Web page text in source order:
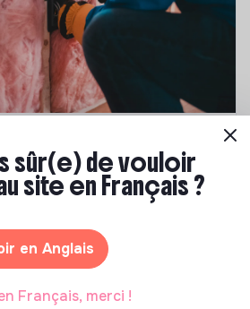
en rénovation
bâtiments
•21 janvier 2025
sûr(e) de vouloir
site en Français ?
en Anglais
Français, merci !